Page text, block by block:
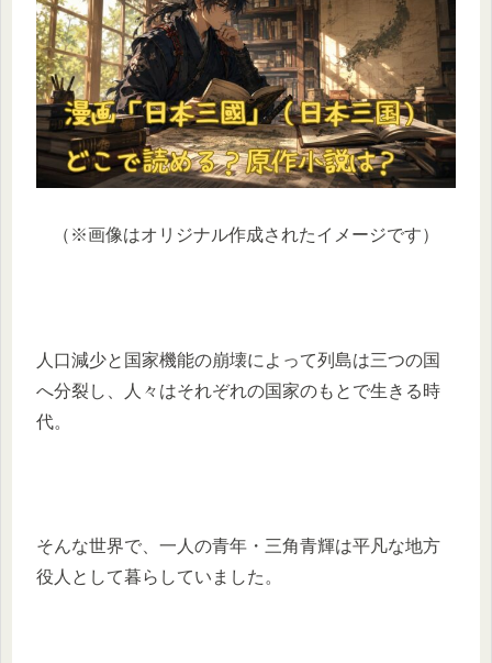
（※画像はオリジナル作成されたイメージです）
人口減少と国家機能の崩壊によって列島は三つの国
へ分裂し、人々はそれぞれの国家のもとで生きる時
代。
そんな世界で、一人の青年・三角青輝は平凡な地方
役人として暮らしていました。